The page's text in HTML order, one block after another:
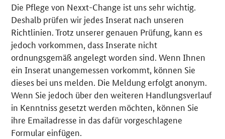
Die Pflege von Nexxt-Change ist uns sehr wichtig.
Deshalb prüfen wir jedes Inserat nach unseren
Richtlinien. Trotz unserer genauen Prüfung, kann es
jedoch vorkommen, dass Inserate nicht
ordnungsgemäß angelegt worden sind. Wenn Ihnen
ein Inserat unangemessen vorkommt, können Sie
dieses bei uns melden. Die Meldung erfolgt anonym.
Wenn Sie jedoch über den weiteren Handlungsverlauf
in Kenntniss gesetzt werden möchten, können Sie
ihre Emailadresse in das dafür vorgeschlagene
Formular einfügen.